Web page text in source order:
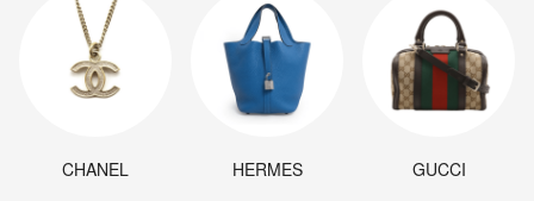
CHANEL HERMES GUCCI